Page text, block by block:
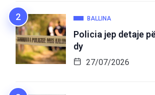
BALLINA
Policia jep detaje
dy
27/07/2026